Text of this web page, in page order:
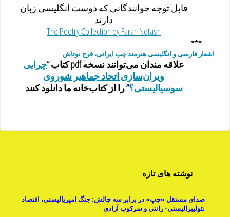
قابل توجه خوانندگانی که دوست انگلیسی زبان
دارند
The Poetry Collection by Farah Notash
***
اشعار فارسی و انگلیسی هنرمند چپ ایرانی، فرح نوتاش
علاقه مندان می‌توانند نسخه pdf کتاب “
چرایی
ویران‌سازی اتحاد جماهیر شوروی
سوسیالیستی؟” را از کتاب‌خانه ما دانلود کنند
نوشته های تازه
صدای مستقل «چپ» در برابر سه چالش: جنگ امپریالیستی، اقتصاد
نئولیبرالیستی- رانتی و سرکوب آزادی